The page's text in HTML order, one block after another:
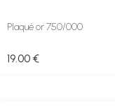
Plaqué or 750/000
19.00 €